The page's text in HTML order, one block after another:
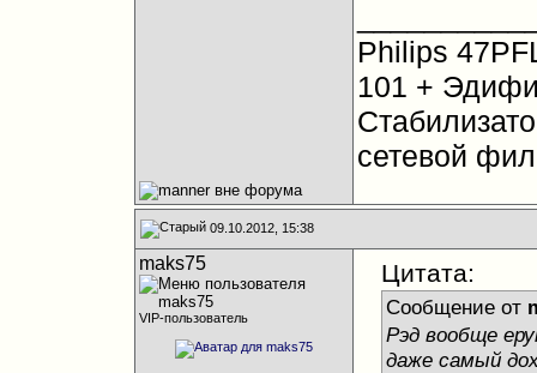
Philips
101 +
сетевой
09.10.2012, 15:38
maks75
VIP-пользователь
Цитата:
Сообщение от
Рэд вообще
даже самый